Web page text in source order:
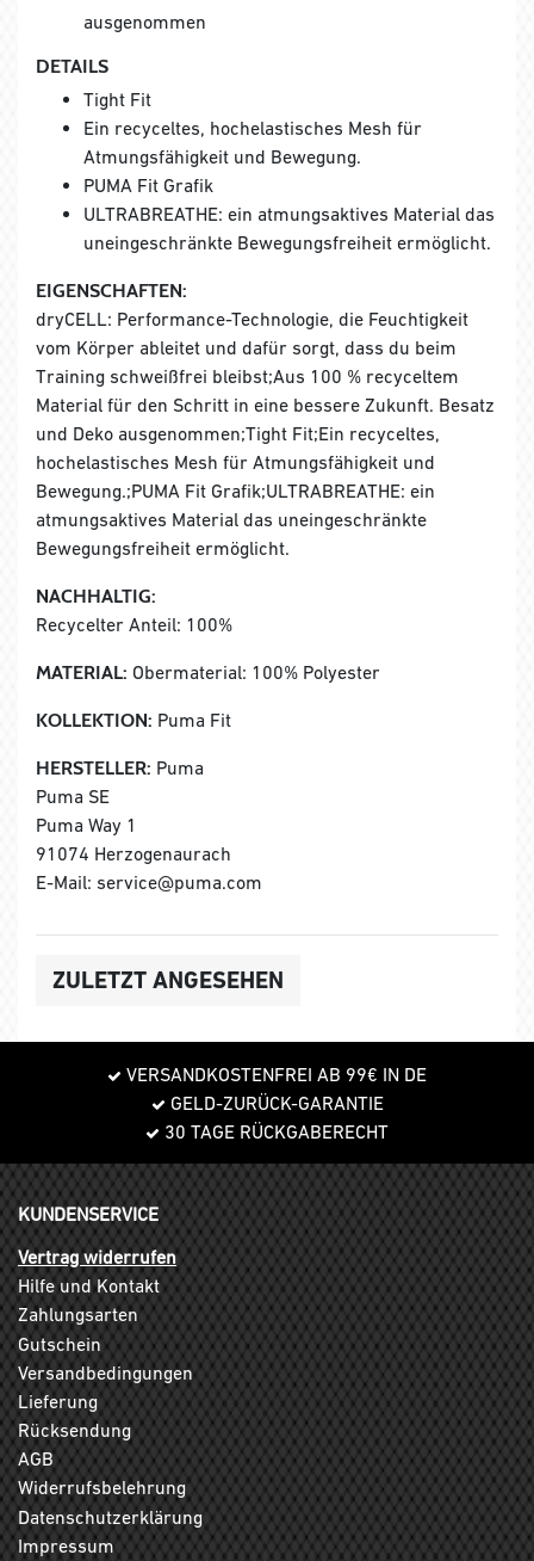
ausgenommen
DETAILS
Tight Fit
Ein recyceltes, hochelastisches Mesh für
Atmungsfähigkeit und Bewegung.
PUMA Fit Grafik
ULTRABREATHE: ein atmungsaktives Material das
uneingeschränkte Bewegungsfreiheit ermöglicht.
EIGENSCHAFTEN:
dryCELL: Performance-Technologie, die Feuchtigkeit
vom Körper ableitet und dafür sorgt, dass du beim
Training schweißfrei bleibst;Aus 100 % recyceltem
Material für den Schritt in eine bessere Zukunft. Besatz
und Deko ausgenommen;Tight Fit;Ein recyceltes,
hochelastisches Mesh für Atmungsfähigkeit und
Bewegung.;PUMA Fit Grafik;ULTRABREATHE: ein
atmungsaktives Material das uneingeschränkte
Bewegungsfreiheit ermöglicht.
NACHHALTIG:
Recycelter Anteil: 100%
MATERIAL: Obermaterial: 100% Polyester
KOLLEKTION: Puma Fit
HERSTELLER: Puma
Puma SE
Puma Way 1
91074 Herzogenaurach
E-Mail: service@puma.com
ZULETZT ANGESEHEN
VERSANDKOSTENFREI AB 99€ IN DE
GELD-ZURÜCK-GARANTIE
30 TAGE RÜCKGABERECHT
KUNDENSERVICE
Vertrag widerrufen
Hilfe und Kontakt
Zahlungsarten
Gutschein
Versandbedingungen
Lieferung
Rücksendung
AGB
Widerrufsbelehrung
Datenschutzerklärung
Impressum